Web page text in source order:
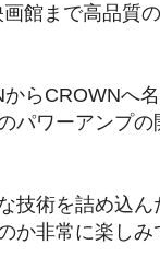
館まで高品質
らCROWNへ
パワーアンプの
技術を詰め込ん
か非常に楽しみ